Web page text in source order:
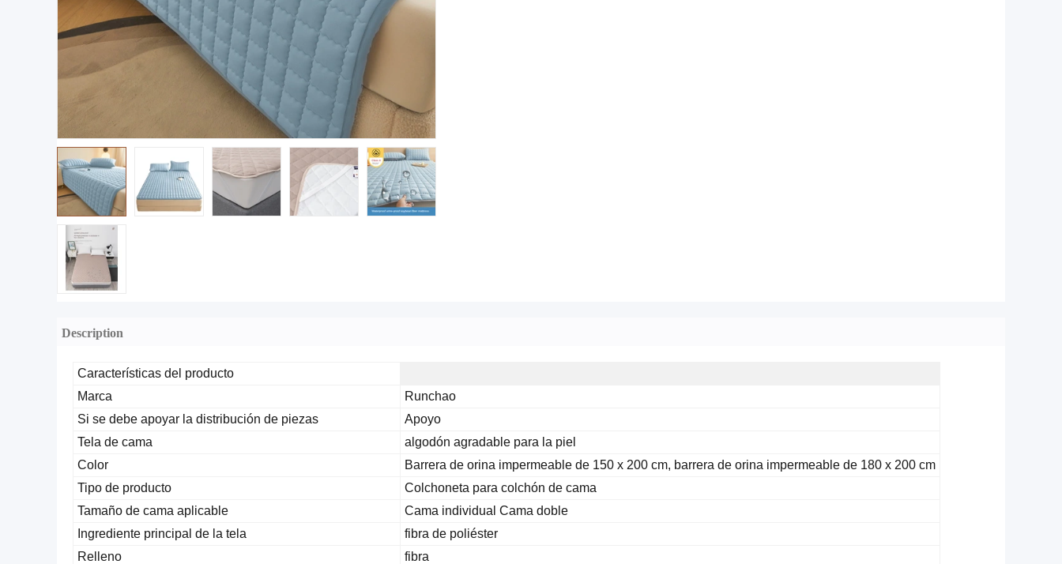
Description
Características del producto
Marca
Runchao
Si se debe apoyar la distribución de piezas
Apoyo
Tela de cama
algodón agradable para la piel
Color
Barrera de orina impermeable de 150 x 200 cm, barrera de orina impermeable de 180 x 200 cm
Tipo de producto
Colchoneta para colchón de cama
Tamaño de cama aplicable
Cama individual Cama doble
Ingrediente principal de la tela
fibra de poliéster
Relleno
fibra